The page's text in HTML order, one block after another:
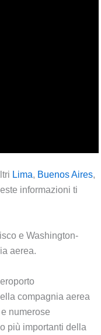
Lima, Buenos Aires,
informazioni ti
e Washington-
aerea.
compagnia aerea
numerose
più importanti della